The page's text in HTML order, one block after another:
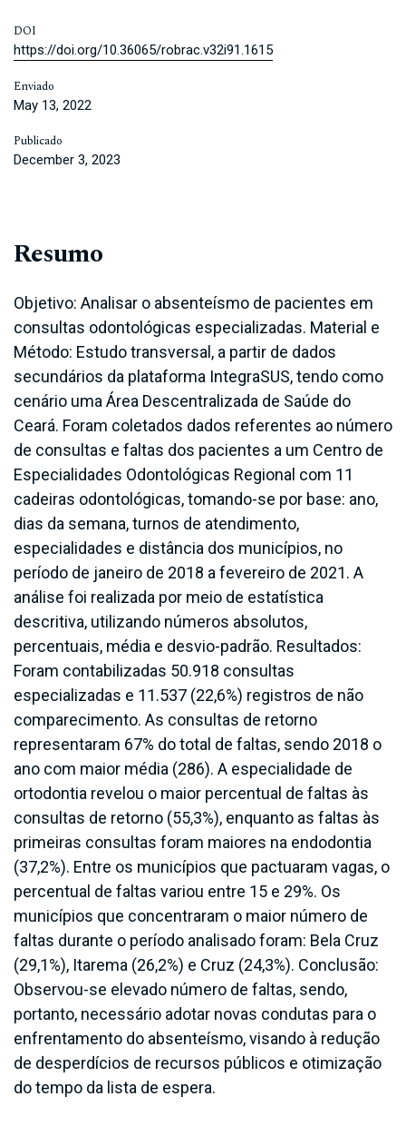
DOI
https://doi.org/10.36065/robrac.v32i91.1615
Enviado
May 13, 2022
Publicado
December 3, 2023
Resumo
Objetivo: Analisar o absenteísmo de pacientes em
consultas odontológicas especializadas. Material e
Método: Estudo transversal, a partir de dados
secundários da plataforma IntegraSUS, tendo como
cenário uma Área Descentralizada de Saúde do
Ceará. Foram coletados dados referentes ao número
de consultas e faltas dos pacientes a um Centro de
Especialidades Odontológicas Regional com 11
cadeiras odontológicas, tomando-se por base: ano,
dias da semana, turnos de atendimento,
especialidades e distância dos municípios, no
período de janeiro de 2018 a fevereiro de 2021. A
análise foi realizada por meio de estatística
descritiva, utilizando números absolutos,
percentuais, média e desvio-padrão. Resultados:
Foram contabilizadas 50.918 consultas
especializadas e 11.537 (22,6%) registros de não
comparecimento. As consultas de retorno
representaram 67% do total de faltas, sendo 2018 o
ano com maior média (286). A especialidade de
ortodontia revelou o maior percentual de faltas às
consultas de retorno (55,3%), enquanto as faltas às
primeiras consultas foram maiores na endodontia
(37,2%). Entre os municípios que pactuaram vagas, o
percentual de faltas variou entre 15 e 29%. Os
municípios que concentraram o maior número de
faltas durante o período analisado foram: Bela Cruz
(29,1%), Itarema (26,2%) e Cruz (24,3%). Conclusão:
Observou-se elevado número de faltas, sendo,
portanto, necessário adotar novas condutas para o
enfrentamento do absenteísmo, visando à redução
de desperdícios de recursos públicos e otimização
do tempo da lista de espera.